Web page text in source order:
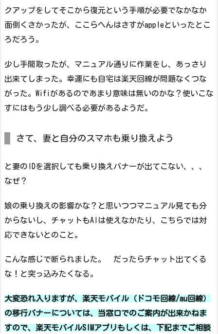
クアップをしてそこから復元という手順が必要でなかなか
面倒くさかったが、ここらへんはさすがappleといったとこ
ろだろう。
少し手間取ったが、マニュアル通りに作業をし、あっさり
出来てしまった。幸運にも自宅は楽天回線が問題なくつな
がった。Wifiがあるのであまり意味は無いのかな？使いこな
すにはもう少し調べる必要があるようだ。
さて、妻と自分のスマホも乗り換えよう
と妻のIDを選択しても乗り換えバナーが出てこない、、、
なぜ？
娘の乗り換えの影響かな？と思いつつマニュアル見ても分
からないし、チャットもAIは使えなかたり、こちらでは対
応できないとのこと。
こんな感じで断られました。 だったらチャット出てくる
な！と突っ込みたくなる。
大変恐れ入りますが、楽天モバイル（ドコモ回線/au回線）
の移行バナーについては、当窓口でのご案内が出来かねま
すので、楽天モバイルSIMアプリもしくは、下記までご相談